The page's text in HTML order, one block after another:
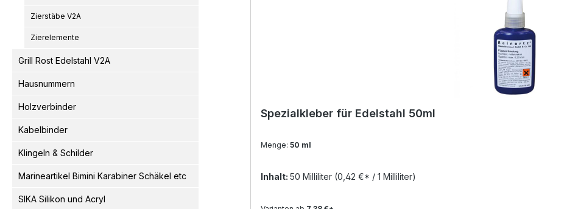
Zierstäbe V2A
Zierelemente
Grill Rost Edelstahl V2A
Hausnummern
Holzverbinder
Kabelbinder
Klingeln & Schilder
Marineartikel Bimini Karabiner Schäkel etc
SIKA Silikon und Acryl
Spezialkleber für Edelstahl 50ml
Menge: 50 ml
Inhalt: 50 Milliliter (0,42 €* / 1 Milliliter)